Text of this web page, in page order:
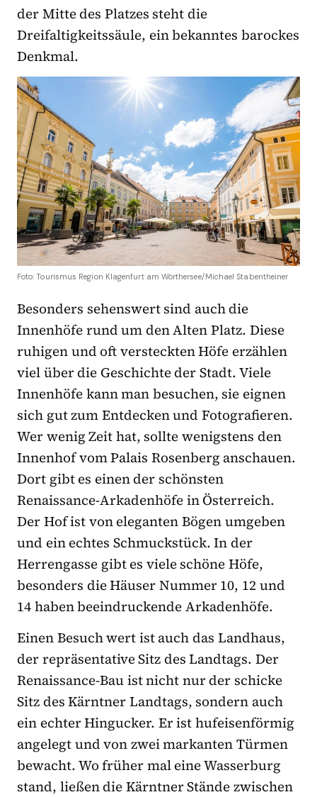
der Mitte des Platzes steht die
Dreifaltigkeitssäule, ein bekanntes barockes
Denkmal.
Foto: Tourismus Region Klagenfurt am Wörthersee/Michael Stabentheiner
Besonders sehenswert sind auch die
Innenhöfe rund um den Alten Platz. Diese
ruhigen und oft versteckten Höfe erzählen
viel über die Geschichte der Stadt. Viele
Innenhöfe kann man besuchen, sie eignen
sich gut zum Entdecken und Fotografieren.
Wer wenig Zeit hat, sollte wenigstens den
Innenhof vom Palais Rosenberg anschauen.
Dort gibt es einen der schönsten
Renaissance-Arkadenhöfe in Österreich.
Der Hof ist von eleganten Bögen umgeben
und ein echtes Schmuckstück. In der
Herrengasse gibt es viele schöne Höfe,
besonders die Häuser Nummer 10, 12 und
14 haben beeindruckende Arkadenhöfe.
Einen Besuch wert ist auch das Landhaus,
der repräsentative Sitz des Landtags. Der
Renaissance-Bau ist nicht nur der schicke
Sitz des Kärntner Landtags, sondern auch
ein echter Hingucker. Er ist hufeisenförmig
angelegt und von zwei markanten Türmen
bewacht. Wo früher mal eine Wasserburg
stand, ließen die Kärntner Stände zwischen